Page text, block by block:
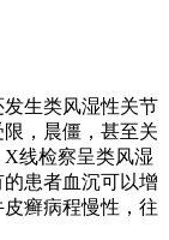
生类风湿性关节
，晨僵，甚至关
线检察呈类风湿
患者血沉可以增
癣病程慢性，往